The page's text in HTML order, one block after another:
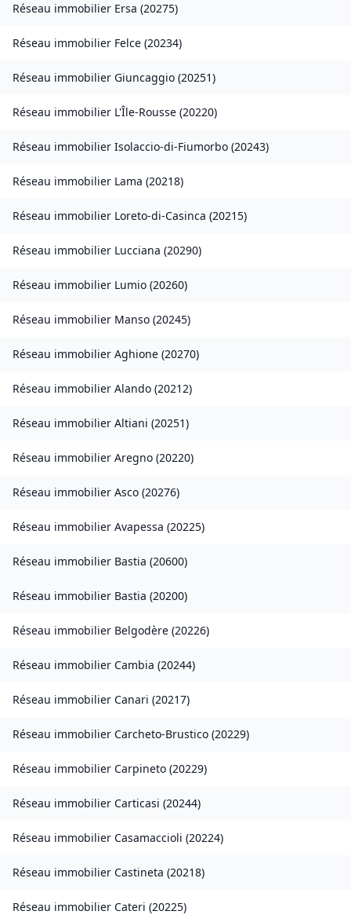
Réseau immobilier Ersa (20275)
Réseau immobilier Felce (20234)
Réseau immobilier Giuncaggio (20251)
Réseau immobilier L'Île-Rousse (20220)
Réseau immobilier Isolaccio-di-Fiumorbo (20243)
Réseau immobilier Lama (20218)
Réseau immobilier Loreto-di-Casinca (20215)
Réseau immobilier Lucciana (20290)
Réseau immobilier Lumio (20260)
Réseau immobilier Manso (20245)
Réseau immobilier Aghione (20270)
Réseau immobilier Alando (20212)
Réseau immobilier Altiani (20251)
Réseau immobilier Aregno (20220)
Réseau immobilier Asco (20276)
Réseau immobilier Avapessa (20225)
Réseau immobilier Bastia (20600)
Réseau immobilier Bastia (20200)
Réseau immobilier Belgodère (20226)
Réseau immobilier Cambia (20244)
Réseau immobilier Canari (20217)
Réseau immobilier Carcheto-Brustico (20229)
Réseau immobilier Carpineto (20229)
Réseau immobilier Carticasi (20244)
Réseau immobilier Casamaccioli (20224)
Réseau immobilier Castineta (20218)
Réseau immobilier Cateri (20225)